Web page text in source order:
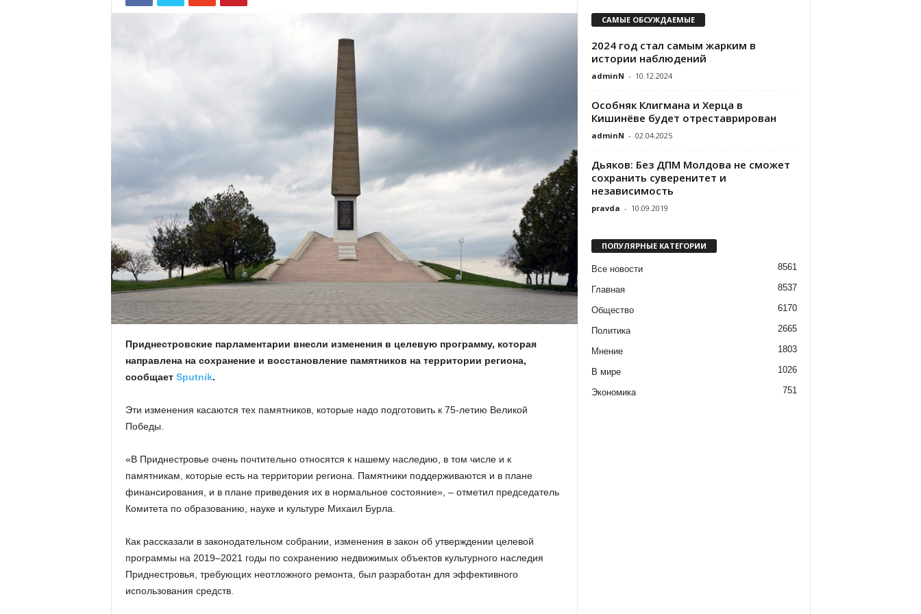
Приднестровские парламентарии внесли изменения в целевую программу, которая
направлена на сохранение и восстановление памятников на территории региона,
сообщает Sputnik.
Эти изменения касаются тех памятников, которые надо подготовить к 75-летию Великой
Победы.
«В Приднестровье очень почтительно относятся к нашему наследию, в том числе и к
памятникам, которые есть на территории региона. Памятники поддерживаются и в плане
финансирования, и в плане приведения их в нормальное состояние», – отметил председатель
Комитета по образованию, науке и культуре Михаил Бурла.
Как рассказали в законодательном собрании, изменения в закон об утверждении целевой
программы на 2019–2021 годы по сохранению недвижимых объектов культурного наследия
Приднестровья, требующих неотложного ремонта, был разработан для эффективного
использования средств.
САМЫЕ ОБСУЖДАЕМЫЕ
2024 год стал самым жарким в
истории наблюдений
adminN - 10.12.2024
Особняк Клигмана и Херца в
Кишинёве будет отреставрирован
adminN - 02.04.2025
Дьяков: Без ДПМ Молдова не сможет
сохранить суверенитет и
независимость
pravda - 10.09.2019
ПОПУЛЯРНЫЕ КАТЕГОРИИ
Все новости 8561
Главная 8537
Общество 6170
Политика 2665
Мнение 1803
В мире 1026
Экономика 751